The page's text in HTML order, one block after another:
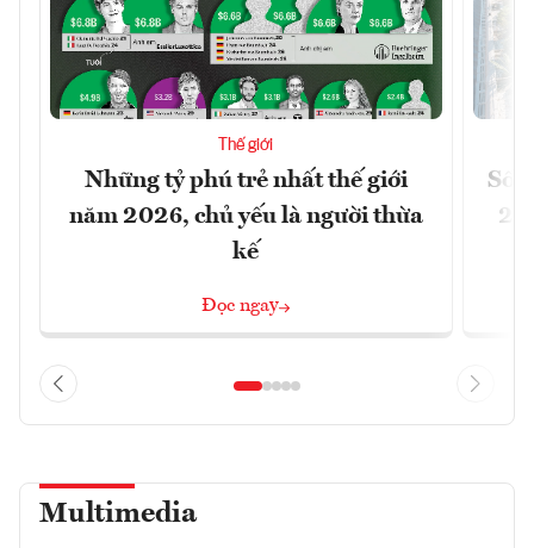
Thế giới
Những tỷ phú trẻ nhất thế giới
năm 2026, chủ yếu là người thừa
kế
Đọc ngay
Số
Multimedia